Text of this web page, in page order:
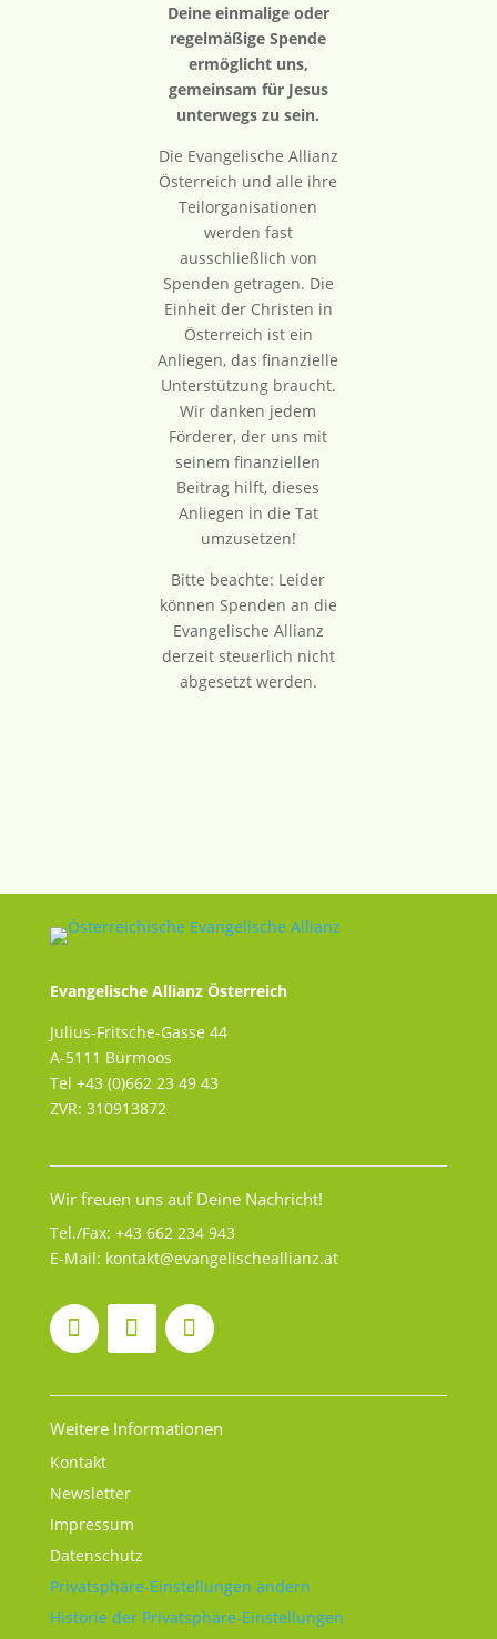
Deine einmalige oder
regelmäßige Spende
ermöglicht uns,
gemeinsam für Jesus
unterwegs zu sein.
Die Evangelische Allianz
Österreich und alle ihre
Teilorganisationen
werden fast
ausschließlich von
Spenden getragen. Die
Einheit der Christen in
Österreich ist ein
Anliegen, das finanzielle
Unterstützung braucht.
Wir danken jedem
Förderer, der uns mit
seinem finanziellen
Beitrag hilft, dieses
Anliegen in die Tat
umzusetzen!
Bitte beachte: Leider
können Spenden an die
Evangelische Allianz
derzeit steuerlich nicht
abgesetzt werden.
Evangelische Allianz Österreich
Julius-Fritsche-Gasse 44
A-5111 Bürmoos
Tel +43 (0)662 23 49 43
ZVR: 310913872
Wir freuen uns auf Deine Nachricht!
Tel./Fax: +43 662 234 943
E-Mail: kontakt@evangelischeallianz.at
Weitere Informationen
Kontakt
Newsletter
Impressum
Datenschutz
Privatsphäre-Einstellungen ändern
Historie der Privatsphäre-Einstellungen